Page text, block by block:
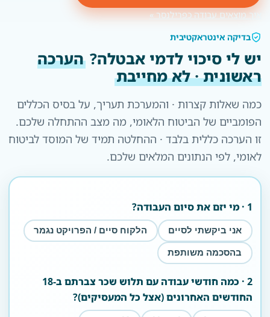
איך מוצאים עבודה כפרילנסר »
בדיקה אינטראקטיבית
יש לי סיכוי לדמי אבטלה? הערכה
ראשונית · לא מחייבת
כמה שאלות קצרות · והמערכת תעריך, על בסיס הכללים
הפומביים של הביטוח הלאומי, מה מצב ההתחלה שלכם.
זו הערכה כללית בלבד · ההחלטה תמיד של המוסד לביטוח
לאומי, לפי הנתונים המלאים שלכם.
1 · מי יזם את סיום העבודה?
אני ביקשתי לסיים הלקוח סיים / הפרויקט נגמר
בהסכמה משותפת
2 · כמה חודשי עבודה עם תלוש שכר צברתם ב-18
החודשים האחרונים (אצל כל המעסיקים)?